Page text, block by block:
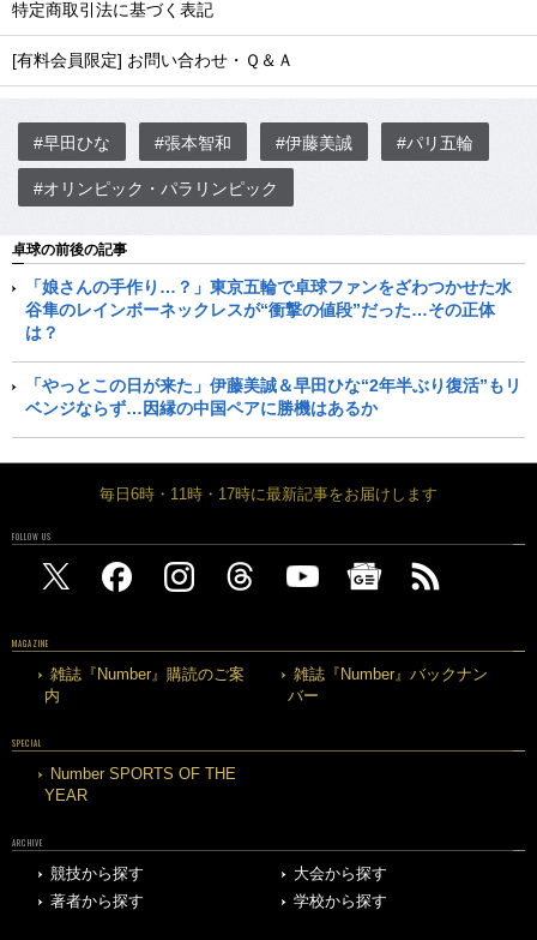
特定商取引法に基づく表記
[有料会員限定] お問い合わせ・Ｑ＆Ａ
#早田ひな #張本智和 #伊藤美誠 #パリ五輪
#オリンピック・パラリンピック
卓球の前後の記事
「娘さんの手作り…？」東京五輪で卓球ファンをざわつかせた水
谷隼のレインボーネックレスが“衝撃の値段”だった…その正体
は？
「やっとこの日が来た」伊藤美誠＆早田ひな“2年半ぶり復活”もリ
ベンジならず…因縁の中国ペアに勝機はあるか
毎日6時・11時・17時に最新記事をお届けします
FOLLOW US
MAGAZINE
雑誌『Number』購読のご案
内
雑誌『Number』バックナン
バー
SPECIAL
Number SPORTS OF THE
YEAR
ARCHIVE
競技から探す
大会から探す
著者から探す
学校から探す